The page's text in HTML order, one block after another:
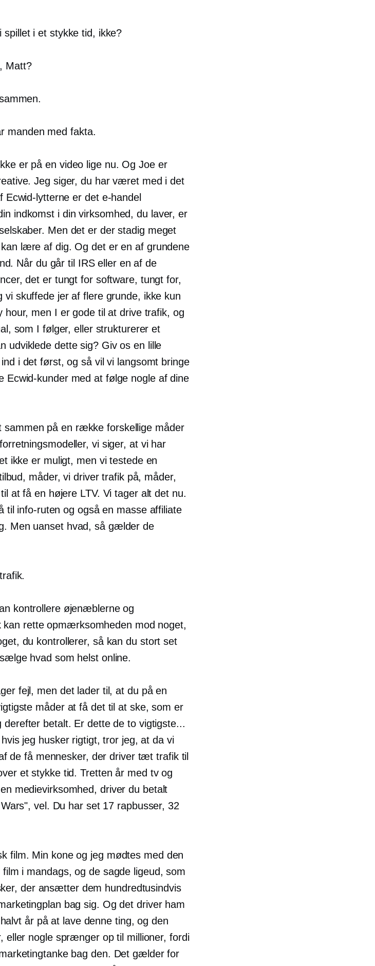
i et stykke tid, ikke?
Matt?
manden med fakta.
er på en video lige nu. Og Joe er
Jeg siger, du har været med i det
Ecwid-lytterne er det e-handel
indkomst i din virksomhed, du laver, er
Men det er der stadig meget
lære af dig. Og det er en af ​​grundene
Når du går til IRS eller en af ​​de
det er tungt for software, tungt for,
vi skuffede jer af flere grunde, ikke kun
hour, men I er gode til at drive trafik, og
som I følger, eller strukturerer et
udviklede dette sig? Giv os en lille
i det først, og så vil vi langsomt bringe
Ecwid-kunder med at følge nogle af dine
sammen på en række forskellige måder
vi siger, at vi har
ikke er muligt, men vi testede en
måder, vi driver trafik på, måder,
at få en højere LTV. Vi tager alt det nu.
til info-ruten og også en masse affiliate
Men uanset hvad, så gælder de
kontrollere øjenæblerne og
rette opmærksomheden mod noget,
du kontrollerer, så kan du stort set
hvad som helst online.
fejl, men det lader til, at du på en
måder at få det til at ske, som er
derefter betalt. Er dette de to vigtigste...
jeg husker rigtigt, tror jeg, at da vi
​​de få mennesker, der driver tæt trafik til
et stykke tid. Tretten år med tv og
medievirksomhed, driver du betalt
vel. Du har set 17 rapbusser, 32
film. Min kone og jeg mødtes med den
i mandags, og de sagde ligeud, som
der ansætter dem hundredtusindvis
bag sig. Og det driver ham
år på at lave denne ting, og den
eller nogle sprænger op til millioner, fordi
bag den. Det gælder for